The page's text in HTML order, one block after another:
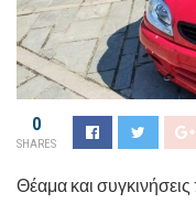
0
SHARES
Θέαμα και